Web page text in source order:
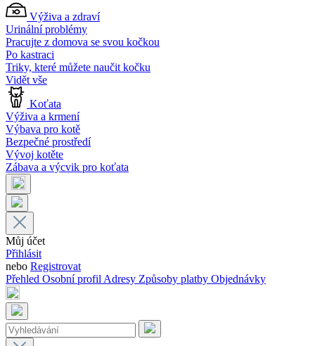
Výživa a zdraví
Urinální problémy
Pracujte z domova se svou kočkou
Po kastraci
Triky, které můžete naučit kočku
Vidět vše
Koťata
Výživa a krmení
Výbava pro kotě
Bezpečné prostředí
Vývoj kotěte
Zábava a výcvik pro koťata
Můj účet
Přihlásit
nebo Registrovat
Přehled Osobní profilAdresy Způsoby platby Objednávky